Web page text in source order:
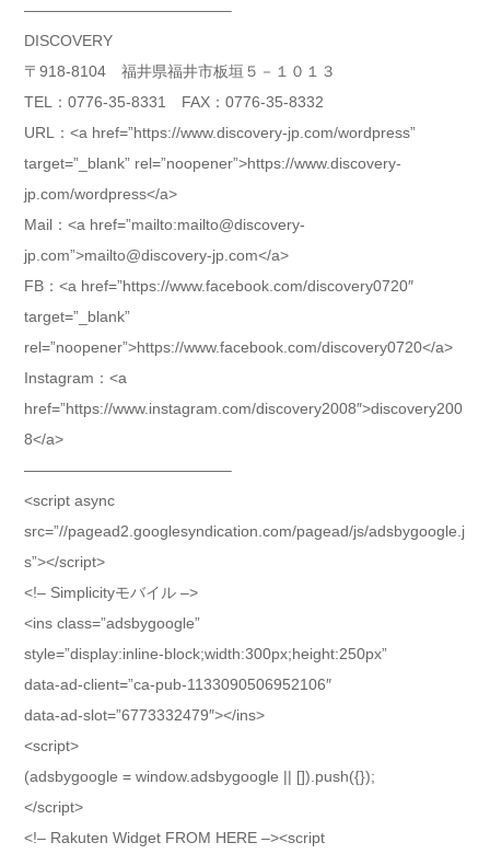
—————————————–
DISCOVERY
〒918-8104 福井県福井市板垣５－１０１３
TEL：0776-35-8331 FAX：0776-35-8332
URL：<a href=”https://www.discovery-jp.com/wordpress”
target=”_blank” rel=”noopener”>https://www.discovery-
jp.com/wordpress</a>
Mail：<a href=”mailto:mailto@discovery-
jp.com”>mailto@discovery-jp.com</a>
FB：<a href=”https://www.facebook.com/discovery0720″
target=”_blank”
rel=”noopener”>https://www.facebook.com/discovery0720</a>
Instagram：<a
href=”https://www.instagram.com/discovery2008″>discovery200
8</a>
—————————————–
<script async
src=”//pagead2.googlesyndication.com/pagead/js/adsbygoogle.j
s”></script>
<!– Simplicityモバイル –>
<ins class=”adsbygoogle”
style=”display:inline-block;width:300px;height:250px”
data-ad-client=”ca-pub-1133090506952106″
data-ad-slot=”6773332479″></ins>
<script>
(adsbygoogle = window.adsbygoogle || []).push({});
</script>
<!– Rakuten Widget FROM HERE –><script